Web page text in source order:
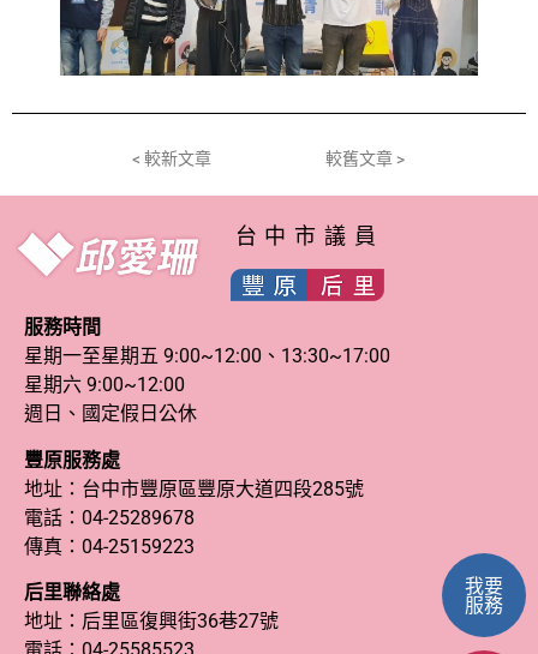
< 較新文章 較舊文章 >
台中市議員
服務時間
星期一至星期五 9:00~12:00、13:30~17:00
星期六 9:00~12:00
週日、國定假日公休
豐原服務處
地址：台中市豐原區豐原大道四段285號
電話： 04-25289678
傳真：04-25159223
后里聯絡處
地址：后里區復興街36巷27號
我要
服務